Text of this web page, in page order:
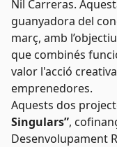
Nil Carreras.
guanyadora del
març, amb
que combinés
valor l'acció
emprenedores.
Aquests dos
Singulars”,
Desenvolupament